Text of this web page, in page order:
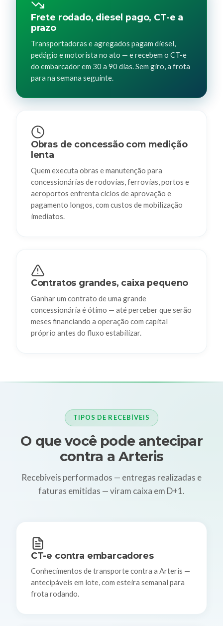
Frete rodado, diesel pago, CT-e a
prazo
Transportadoras e agregados pagam diesel,
pedágio e motorista no ato — e recebem o CT-e
do embarcador em 30 a 90 dias. Sem giro, a frota
para na semana seguinte.
Obras de concessão com medição
lenta
Quem executa obras e manutenção para
concessionárias de rodovias, ferrovias, portos e
aeroportos enfrenta ciclos de aprovação e
pagamento longos, com custos de mobilização
imediatos.
Contratos grandes, caixa pequeno
Ganhar um contrato de uma grande
concessionária é ótimo — até perceber que serão
meses financiando a operação com capital
próprio antes do fluxo estabilizar.
TIPOS DE RECEBÍVEIS
O que você pode antecipar
contra a Arteris
Recebíveis performados — entregas realizadas e
faturas emitidas — viram caixa em D+1.
CT-e contra embarcadores
Conhecimentos de transporte contra a Arteris —
antecipáveis em lote, com esteira semanal para
frota rodando.